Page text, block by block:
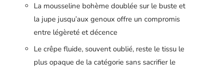
La mousseline bohème doublée sur le buste et
la jupe jusqu’aux genoux offre un compromis
entre légèreté et décence
Le crêpe fluide, souvent oublié, reste le tissu le
plus opaque de la catégorie sans sacrifier le